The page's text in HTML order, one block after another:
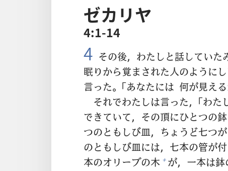
の
書
名
ゼカリヤ
4:1-14
4 その後，わたしと話していた
眠りから覚まされた人のように
言った。「あなたには 何が見え
それでわたしは言った，「わた
できていて，その頂にひとつの鉢
つのともしび皿，ちょうど七つ
のともしび皿には， 七本の管が付
本のオリーブの木 + が， 一本は鉢